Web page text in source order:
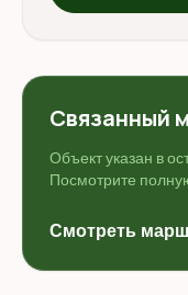
Связанный
Объект указан в
Посмотрите
Смотреть